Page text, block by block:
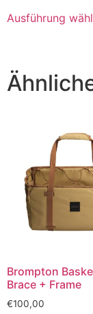
Ausführung
Brompton
Brace + Frame
€100,00